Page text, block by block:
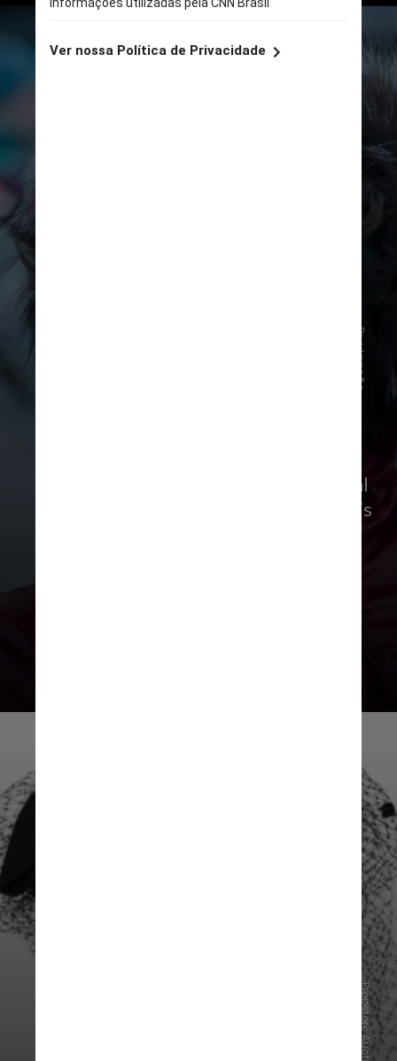
Segundo o site do leilão, o lance inicial
mínimo será de US$ 2.500 (pouco mais
Divulgação